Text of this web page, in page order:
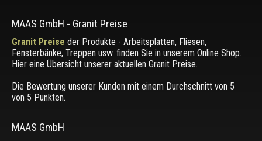
MAAS GmbH - Granit Preise
Granit Preise der Produkte - Arbeitsplatten, Fliesen,
Fensterbänke, Treppen usw. finden Sie in unserem Online Shop.
Hier eine Übersicht unserer aktuellen Granit Preise.
Die Bewertung unserer Kunden mit einem Durchschnitt von 5
von 5 Punkten.
MAAS GmbH